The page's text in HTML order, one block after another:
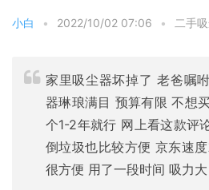
小白 • 2022/10/02 07:06 • 二手
家里吸尘器坏掉了 老爸嘱
器琳琅满目 预算有限 不想
个1-2年就行 网上看这款评
倒垃圾也比较方便 京东速
很方便 用了一段时间 吸力